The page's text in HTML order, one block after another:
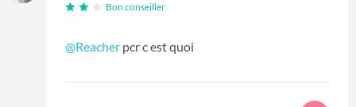
Bon conseiller
@Reacher pcr c est quoi